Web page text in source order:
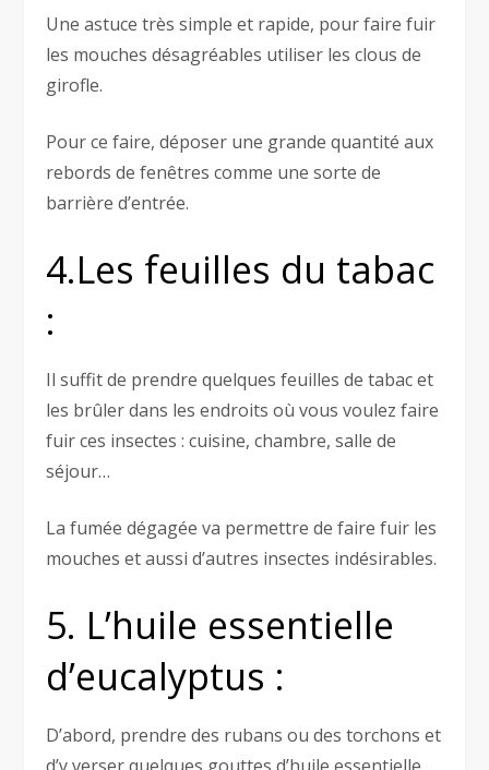
Une astuce très simple et rapide, pour faire fuir
les mouches désagréables utiliser les clous de
girofle.
Pour ce faire, déposer une grande quantité aux
rebords de fenêtres comme une sorte de
barrière d’entrée.
4.Les feuilles du tabac
:
Il suffit de prendre quelques feuilles de tabac et
les brûler dans les endroits où vous voulez faire
fuir ces insectes : cuisine, chambre, salle de
séjour…
La fumée dégagée va permettre de faire fuir les
mouches et aussi d’autres insectes indésirables.
5. L’huile essentielle
d’eucalyptus :
D’abord, prendre des rubans ou des torchons et